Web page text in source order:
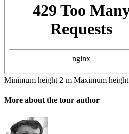
Minimum height 2 m Maximum height
More about the tour author